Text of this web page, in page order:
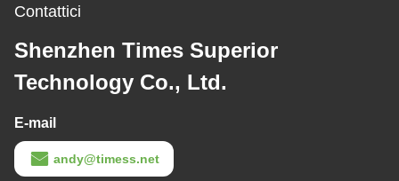
Contattici
Shenzhen Times Superior
Technology Co., Ltd.
E-mail
andy@timess.net